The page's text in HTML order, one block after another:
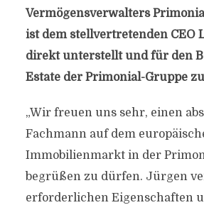
Vermögensverwalters
ist dem stellvertretenden CEO
direkt unterstellt und für den
Estate der Primonial-Gruppe
„Wir freuen uns sehr, einen
Fachmann auf dem
Immobilienmarkt in der
begrüßen zu dürfen. Jürgen
erforderlichen Eigenschaften